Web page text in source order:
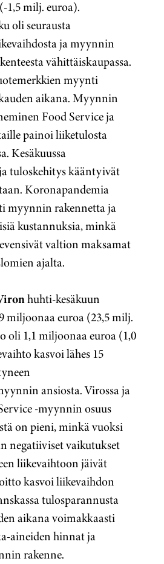
1,5 milj. euroa).
oli seurausta
ja myynnin
vähittäiskaupassa.
myynti
aikana. Myynnin
Food Service ja
painoi liiketulosta
Kesäkuussa
tuloskehitys kääntyivät
Koronapandemia
myynnin rakennetta ja
kustannuksia, minkä
valtion maksamat
ajalta.
huhti-kesäkuun
miljoonaa euroa (23,5 milj.
oli 1,1 miljoonaa euroa (1,0
kasvoi lähes 15
ansiosta. Virossa ja
-myynnin osuus
on pieni, minkä vuoksi
negatiiviset vaikutukset
liikevaihtoon jäivät
kasvoi liikevaihdon
tulosparannusta
aikana voimakkaasti
aineiden hinnat ja
rakenne.